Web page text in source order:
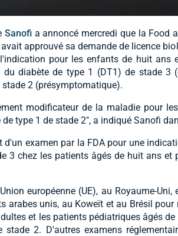
Sanofi a annoncé mercredi que la Food
approuvé sa demande de licence
pour les enfants de huit ans
du diabète de type 1 (DT1) de stade 3
2 (présymptomatique).
modificateur de la maladie pour
type 1 de stade 2", a indiqué Sanofi
examen par la FDA pour une
3 chez les patients âgés de huit ans et
européenne (UE), au Royaume-Uni,
arabes unis, au Koweït et au Brésil
et les patients pédiatriques âgés
2. D'autres examens